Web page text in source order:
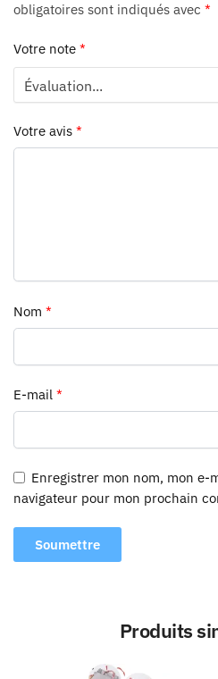
obligatoires sont indiqués avec *
Votre note *
Votre avis *
Nom *
E-mail *
Enregistrer mon nom, mon e-
navigateur pour mon prochain
Produits